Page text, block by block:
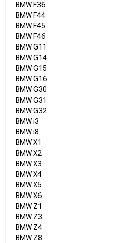
BMW F36
BMW F44
BMW F45
BMW F46
BMW G11
BMW G14
BMW G15
BMW G16
BMW G30
BMW G31
BMW G32
BMW i3
BMW i8
BMW X1
BMW X2
BMW X3
BMW X4
BMW X5
BMW X6
BMW Z1
BMW Z3
BMW Z4
BMW Z8